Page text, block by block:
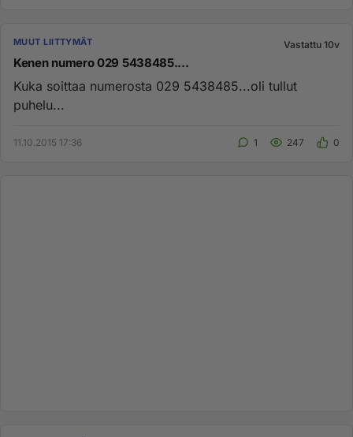
MUUT LIITTYMÄT Vastattu 10v
Kenen numero 029 5438485....
Kuka soittaa numerosta 029 5438485...oli tullut
puhelu...
11.10.2015 17:36 1 247 0